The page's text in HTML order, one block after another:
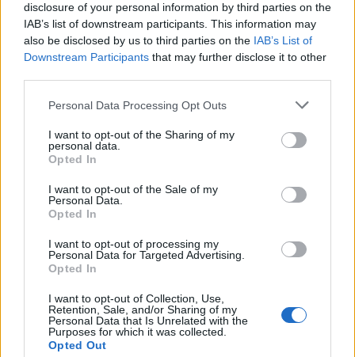
disclosure of your personal information by third parties on the
IAB’s list of downstream participants. This information may
also be disclosed by us to third parties on the IAB’s List of
Downstream Participants that may further disclose it to other
Personal Data Processing Opt Outs
I want to opt-out of the Sharing of my
personal data.
Opted In
I want to opt-out of the Sale of my
Personal Data.
Opted In
I want to opt-out of processing my
Personal Data for Targeted Advertising.
Opted In
I want to opt-out of Collection, Use,
Retention, Sale, and/or Sharing of my
Personal Data that Is Unrelated with the
Purposes for which it was collected.
Opted Out
Historia Europy - czy
skojarzysz osobę z ważnym
Historia Polski - czy
wydarzeniem?
Czy znasz małżonki polskich
władców?